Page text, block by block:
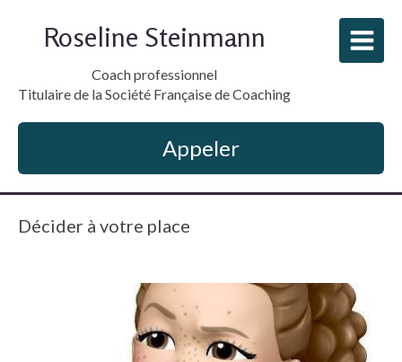
Roseline Steinmann
Coach professionnel
Titulaire de la Société Française de Coaching
Appeler
Décider à votre place